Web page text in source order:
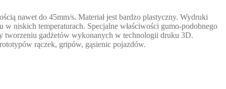
nawet do 45mm/s. Materiał jest bardzo plastyczny. Wydruki
niskich temperaturach. Specjalne właściwości gumo-podobnego
tworzeniu gadżetów wykonanych w technologii druku 3D.
rączek, gripów, gąsienic pojazdów.